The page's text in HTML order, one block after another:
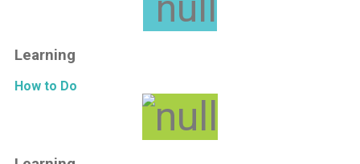
Learning
How to Do